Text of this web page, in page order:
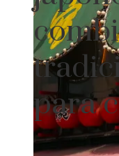
para